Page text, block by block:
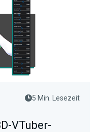
5 Min. Lesezeit
VTuber-